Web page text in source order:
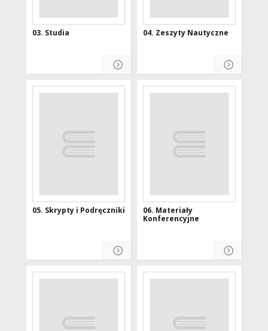
03. Studia 04. Zeszyty Nautyczne
05. Skrypty i Podręczniki
06. Materiały
Konferencyjne